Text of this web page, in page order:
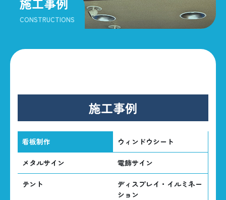
CONSTRUCTIONS
施工事例
看板制作 ウィンドウシート
メタルサイン 電飾サイン
テント
ディスプレイ・イルミネー
ション